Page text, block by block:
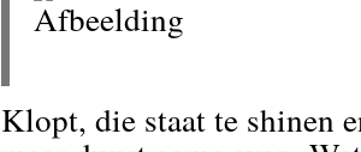
Klopt, die staat te shinen